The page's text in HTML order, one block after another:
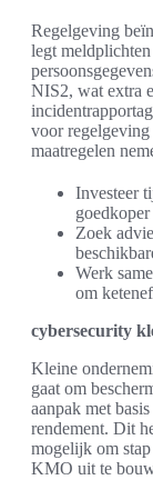
Regelgeving
legt
NIS2, wat extra
voor
maatregelen
Investeer
Zoek
Werk
om
cybersecurity
Kleine
gaat om
aanpak met
rendement. Dit
mogelijk om
KMO uit te